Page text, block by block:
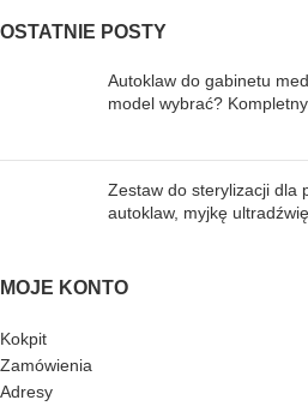
OSTATNIE POSTY
Autoklaw do gabinetu
model wybrać?
Zestaw do sterylizacji dla
autoklaw, myjkę
MOJE KONTO
Kokpit
Zamówienia
Adresy